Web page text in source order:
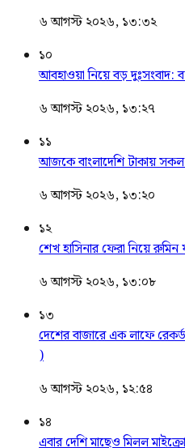
৬ আগস্ট ২০২৬, ১৩:৩২
১০
আবহাওয়া নিয়ে বড় দুঃসংবাদ:
৬ আগস্ট ২০২৬, ১৩:২৭
১১
আজকে বাংলাদেশি টাকায়
৬ আগস্ট ২০২৬, ১৩:২০
১২
শেখ হাসিনার ফেরা নিয়ে রুমিন
৬ আগস্ট ২০২৬, ১৩:০৮
১৩
দেশের বাজারে এক লাফে
)
৬ আগস্ট ২০২৬, ১২:৫৪
১৪
এবার দেশি মাছেও মিলল